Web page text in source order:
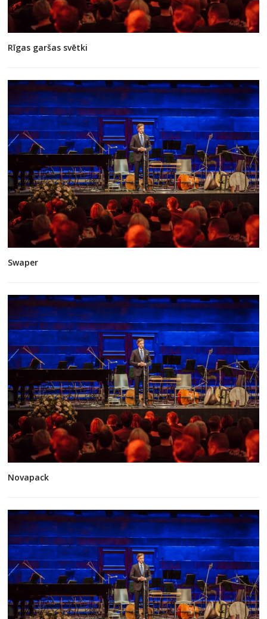
Rīgas garšas svētki
Swaper
Novapack